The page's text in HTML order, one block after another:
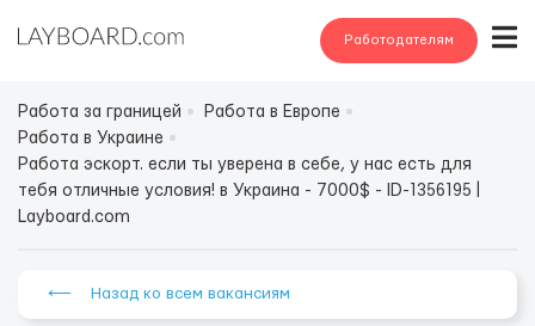
Работодателям
Работа за границей
Работа в Европе
Работа в Украине
Работа эскорт. если ты уверена в себе, у нас есть для
тебя отличные условия! в Украина - 7000$ - ID-1356195 |
Layboard.com
⟵ Назад ко всем вакансиям